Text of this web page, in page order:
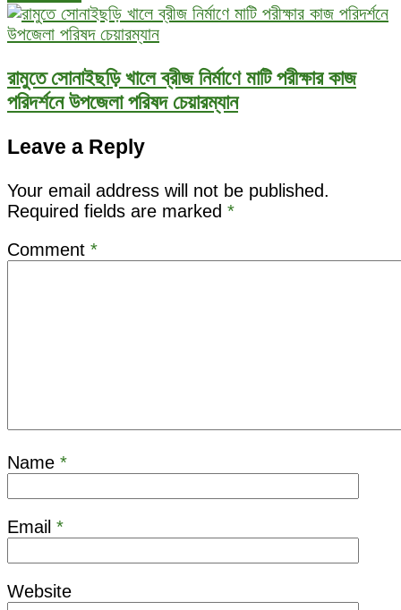
রামুতে সোনাইছড়ি খালে ব্রীজ নির্মাণে মাটি পরীক্ষার কাজ
পরিদর্শনে উপজেলা পরিষদ চেয়ারম্যান
Leave a Reply
Your email address will not be published.
Required fields are marked *
Comment *
Name *
Email *
Website